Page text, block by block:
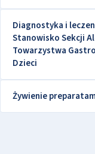
Diagnostyka i
Stanowisko Sekcji
Towarzystwa
Dzieci
Żywienie